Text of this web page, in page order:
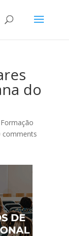
do
Formação
comments